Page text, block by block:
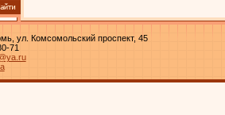
ул. Комсомольский проспект, 45
71